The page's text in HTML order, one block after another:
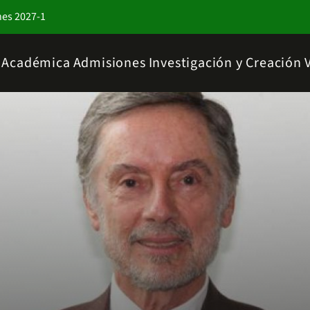
2027-1
Admisiones Investigación y Creación